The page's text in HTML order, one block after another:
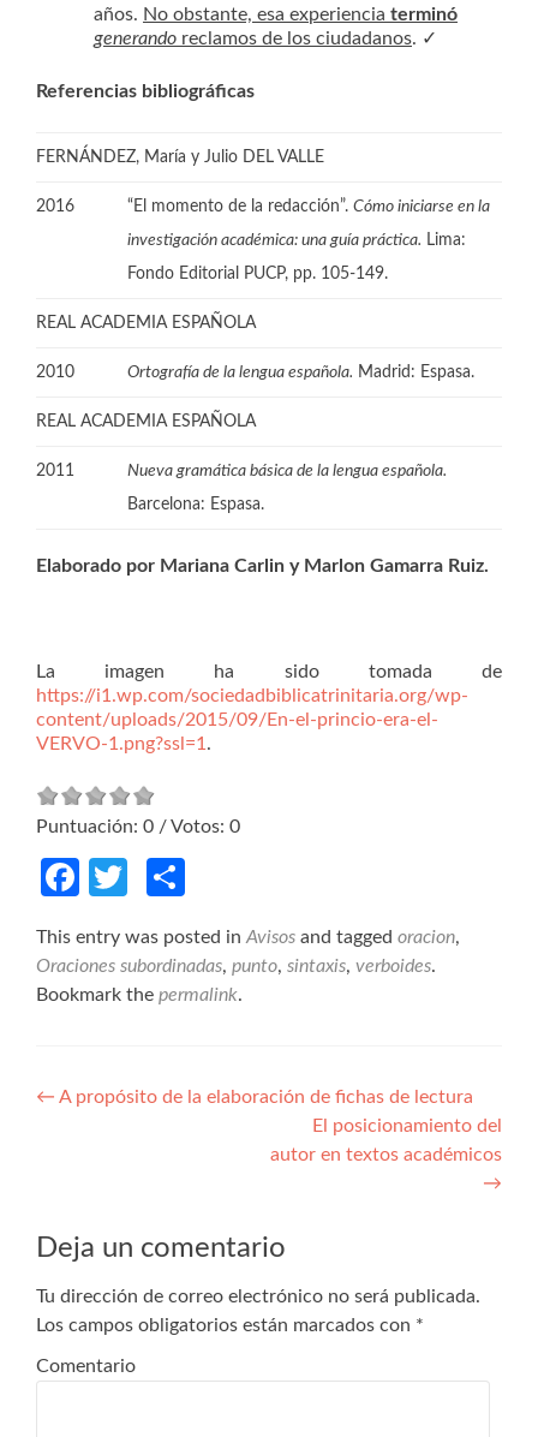
años. No obstante, esa experiencia terminó
generando reclamos de los ciudadanos. ✓
Referencias bibliográficas
FERNÁNDEZ, María y Julio DEL VALLE
2016 “El momento de la redacción”. Cómo iniciarse en la
investigación académica: una guía práctica. Lima:
Fondo Editorial PUCP, pp. 105-149.
REAL ACADEMIA ESPAÑOLA
2010 Ortografía de la lengua española. Madrid: Espasa.
REAL ACADEMIA ESPAÑOLA
2011
Nueva gramática básica de la lengua española.
Barcelona: Espasa.
Elaborado por Mariana Carlin y Marlon Gamarra Ruiz.
La imagen ha sido tomada de
https://i1.wp.com/sociedadbiblicatrinitaria.org/wp-
content/uploads/2015/09/En-el-princio-era-el-
VERVO-1.png?ssl=1 .
Puntuación: 0 / Votos: 0
Facebook
Twitter
This entry was posted in Avisos and tagged oracion,
Oraciones subordinadas, punto, sintaxis, verboides.
Bookmark the permalink.
Navegación de entradas
← A propósito de la elaboración de fichas de lectura
El posicionamiento del
autor en textos académicos
→
Deja un comentario
Tu dirección de correo electrónico no será publicada.
Los campos obligatorios están marcados con *
Comentario